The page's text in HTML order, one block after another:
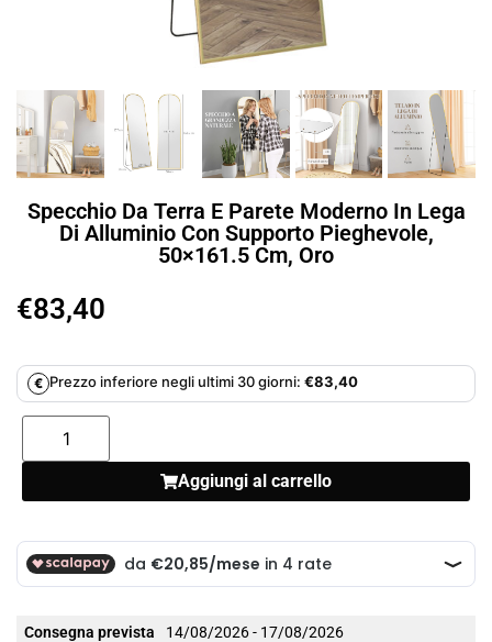
Specchio Da Terra E Parete Moderno In Lega
Di Alluminio Con Supporto Pieghevole,
50×161.5 Cm, Oro
€83,40
€ Prezzo inferiore negli ultimi 30 giorni: €83,40
Aggiungi al carrello
Consegna prevista 14/08/2026 - 17/08/2026